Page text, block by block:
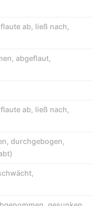
flaute ab, ließ nach,
, abgeflaut,
flaute ab, ließ nach,
, durchgebogen,
)
,